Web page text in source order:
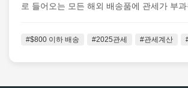
로 들어오는 모든 해외 배송품에 관세가 부
#$800 이하 배송 #2025관세 #관세계산